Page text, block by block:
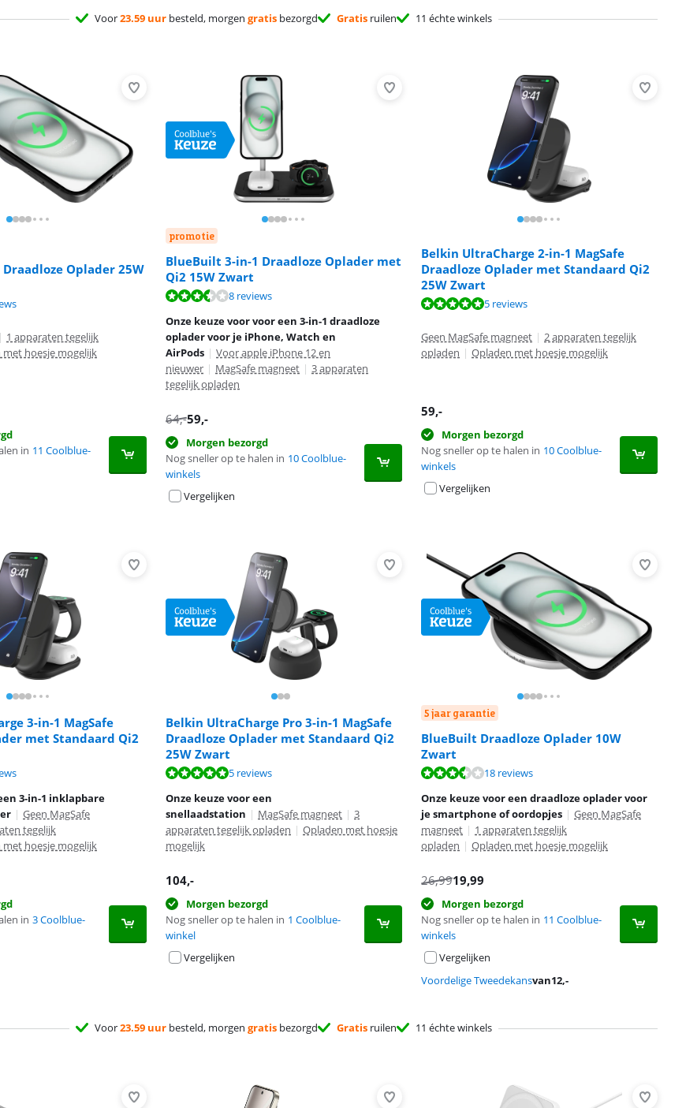
Voor23.59 uur besteld, morgen gratis bezorgd Gratis ruilen 11 échte winkels
Oplader 25W
de 10, gebaseerd op 2 reviews.
| 1 apparaten tegelijk
met hoesje mogelijk
in 11 Coolblue-
promotie
BlueBuilt 3-in-1 Draadloze Oplader met
Qi2 15W Zwart
de 10, gebaseerd op 8 reviews.
8 reviews
Onze keuze voor voor een 3-in-1 draadloze
oplader voor je iPhone, Watch en
AirPods | Voor apple iPhone 12 en
nieuwer | MagSafe magneet | 3 apparaten
tegelijk opladen
64,-59,-
Morgen bezorgd
Nog sneller op te halen in 10 Coolblue-
winkels
Vergelijken
Belkin UltraCharge 2-in-1 MagSafe
Draadloze Oplader met Standaard Qi2
25W Zwart
de 10, gebaseerd op 5 reviews. 5 reviews
Geen MagSafe magneet | 2 apparaten tegelijk
opladen | Opladen met hoesje mogelijk
59,-
Morgen bezorgd
Nog sneller op te halen in 10 Coolblue-
winkels
Vergelijken
3-in-1 MagSafe
met Standaard Qi2
de 10, gebaseerd op 6 reviews.
3-in-1 inklapbare
| Geen MagSafe
tegelijk
met hoesje mogelijk
in 3 Coolblue-
Belkin UltraCharge Pro 3-in-1 MagSafe
Draadloze Oplader met Standaard Qi2
25W Zwart
de 10, gebaseerd op 5 reviews.
5 reviews
Onze keuze voor een
snellaadstation | MagSafe magneet | 3
apparaten tegelijk opladen | Opladen met hoesje
mogelijk
104,-
Morgen bezorgd
Nog sneller op te halen in 1 Coolblue-
winkel
Vergelijken
5 jaar garantie
BlueBuilt Draadloze Oplader 10W
Zwart
de 10, gebaseerd op 18 reviews.
18 reviews
Onze keuze voor een draadloze oplader voor
je smartphone of oordopjes | Geen MagSafe
magneet | 1 apparaten tegelijk
opladen | Opladen met hoesje mogelijk
26,9919,99
Morgen bezorgd
Nog sneller op te halen in 11 Coolblue-
winkels
Vergelijken
Voordelige Tweedekansvan12,-
Voor23.59 uur besteld, morgen gratis bezorgd Gratis ruilen 11 échte winkels